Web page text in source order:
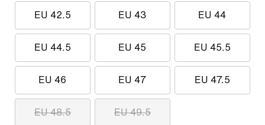
EU 42.5 EU 43 EU 44
EU 44.5 EU 45 EU 45.5
EU 46 EU 47 EU 47.5
EU 48.5 EU 49.5